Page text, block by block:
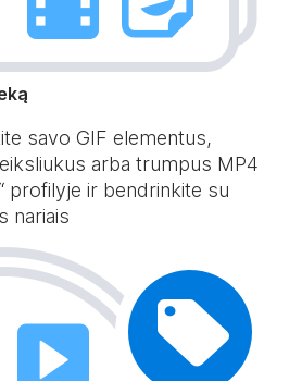
savo GIF elementus,
arba trumpus MP4
profilyje ir bendrinkite su
nariais